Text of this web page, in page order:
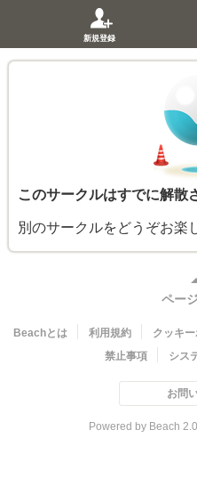
新規登録
このサークルはすでに解散
別のサークルをどうぞお楽
ペー
Beachとは 利用規約 クッキ
禁止事項
シス
お問
Powered by Beach